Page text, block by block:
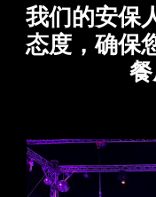
我们的安保
态度，确保
餐